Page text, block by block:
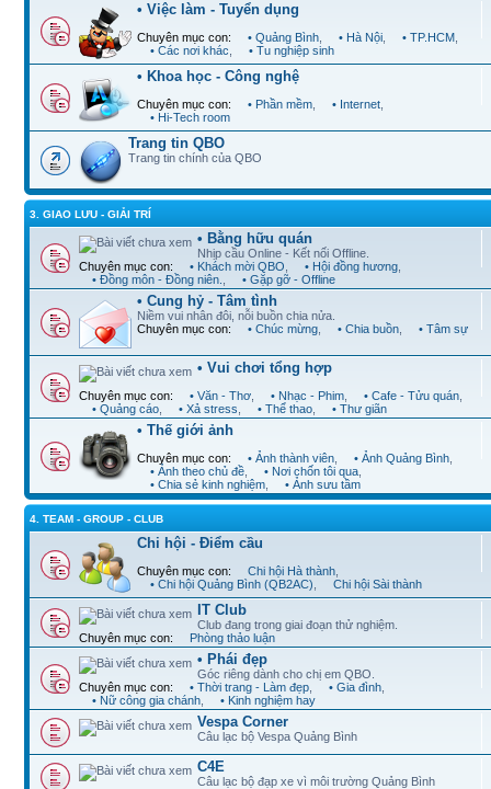
• Việc làm - Tuyển dụng
Chuyên mục con: • Quảng Bình • Hà Nội • TP.HCM
• Các nơi khác
• Tu nghiệp sinh
• Khoa học - Công nghệ
Chuyên mục con: • Phần mềm • Internet
• Hi-Tech room
Trang tin QBO
Trang tin chính của QBO
3. GIAO LƯU - GIẢI TRÍ
• Bằng hữu quán
Nhịp cầu Online - Kết nối Offline.
Chuyên mục con:
• Khách mời QBO • Hội đồng hương
• Đồng môn - Đồng niên.
• Gặp gỡ - Offline
• Cung hỷ - Tâm tình
Niềm vui nhân đôi, nỗi buồn chia nửa.
Chuyên mục con:
• Chúc mừng • Chia buồn • Tâm sự
• Vui chơi tổng hợp
Chuyên mục con: • Văn - Thơ • Nhạc - Phim • Cafe - Tửu quán
• Quảng cáo
• Xả stress • Thể thao • Thư giãn
• Thế giới ảnh
Chuyên mục con: • Ảnh thành viên • Ảnh Quảng Bình
• Ảnh theo chủ đề
• Nơi chốn tôi qua
• Chia sẻ kinh nghiệm
• Ảnh sưu tầm
4. TEAM - GROUP - CLUB
Chi hội - Điểm cầu
Chuyên mục con: Chi hội Hà thành
• Chi hội Quảng Bình (QB2AC)
Chi hội Sài thành
IT Club
Club đang trong giai đoạn thử nghiệm.
Chuyên mục con:
Phòng thảo luận
• Phái đẹp
Góc riêng dành cho chị em QBO.
Chuyên mục con:
• Thời trang - Làm đẹp • Gia đình
• Nữ công gia chánh
• Kinh nghiệm hay
Vespa Corner
Câu lạc bộ Vespa Quảng Bình
C4E
Câu lạc bộ đạp xe vì môi trường Quảng Bình